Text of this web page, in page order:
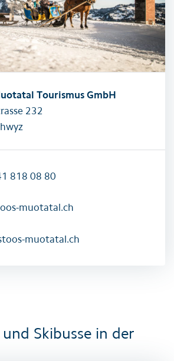
Tourismus GmbH
232
818 08 80
muotatal.ch
muotatal.ch
Skibusse in der